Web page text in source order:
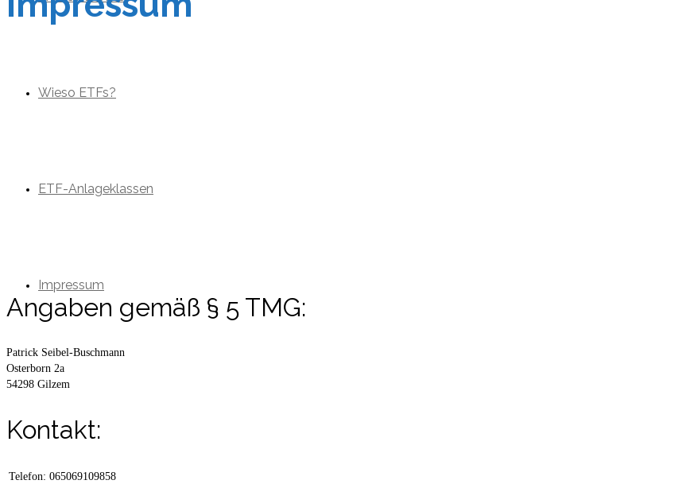
Wieso ETFs?
ETF-Anlageklassen
Impressum
Angaben gemäß § 5 TMG:
Patrick Seibel-Buschmann
Osterborn 2a
54298 Gilzem
Kontakt:
Telefon: 065069109858